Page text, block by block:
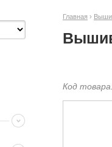
Главная ›
Код